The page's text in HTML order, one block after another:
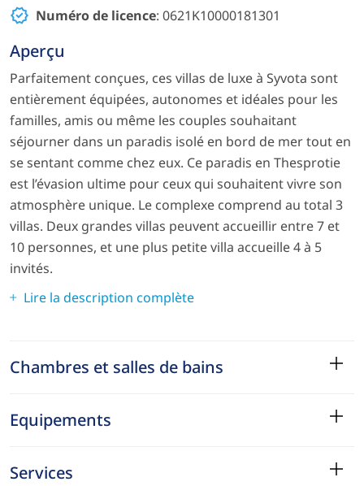
Numéro de licence: 0621K10000181301
Aperçu
Parfaitement conçues, ces villas de luxe à Syvota sont
entièrement équipées, autonomes et idéales pour les
familles, amis ou même les couples souhaitant
séjourner dans un paradis isolé en bord de mer tout en
se sentant comme chez eux. Ce paradis en Thesprotie
est l’évasion ultime pour ceux qui souhaitent vivre son
atmosphère unique. Le complexe comprend au total 3
villas. Deux grandes villas peuvent accueillir entre 7 et
10 personnes, et une plus petite villa accueille 4 à 5
invités.
Lire la description complète
Chambres et salles de bains
Equipements
Services